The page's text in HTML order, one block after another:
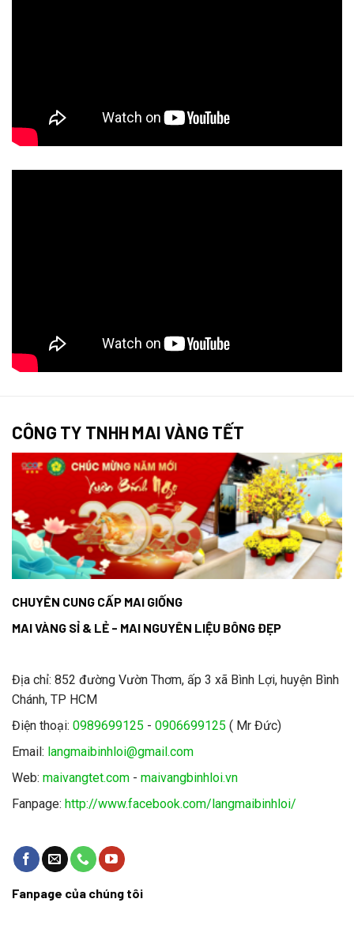
CÔNG TY TNHH MAI VÀNG TẾT
CHUYÊN CUNG CẤP MAI GIỐNG
MAI VÀNG SỈ & LẺ - MAI NGUYÊN LIỆU BÔNG ĐẸP
Địa chỉ: 852 đường Vườn Thơm, ấp 3 xã Bình Lợi, huyện Bình
Chánh, TP HCM
Điện thoại: 0989699125 - 0906699125 ( Mr Đức)
Email: langmaibinhloi@gmail.com
Web: maivangtet.com - maivangbinhloi.vn
Fanpage: http://www.facebook.com/langmaibinhloi/
Fanpage của chúng tôi